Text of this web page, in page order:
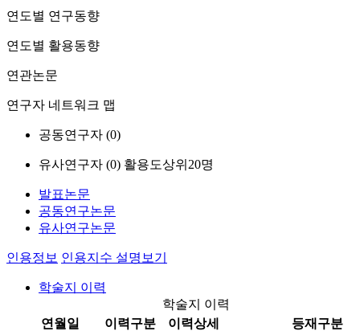
연도별 연구동향
연도별 활용동향
연관논문
연구자 네트워크 맵
공동연구자 (0)
유사연구자 (0) 활용도상위20명
발표논문
공동연구논문
유사연구논문
인용정보 인용지수 설명보기
학술지 이력
학술지 이력
연월일
이력구분 이력상세 등재구분